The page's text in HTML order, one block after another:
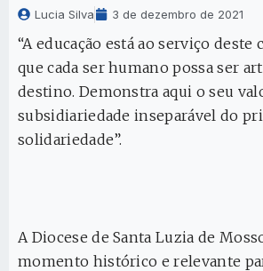
Lucia Silva 3 de dezembro de 2021
“A educação está ao serviço deste
que cada ser humano possa ser
destino. Demonstra aqui o seu
subsidiariedade inseparável do
solidariedade”.
A Diocese de Santa Luzia de
momento histórico e relevante